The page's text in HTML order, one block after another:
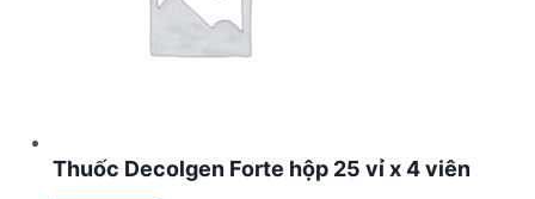
Thuốc Decolgen Forte hộp 25 vỉ x 4 viên